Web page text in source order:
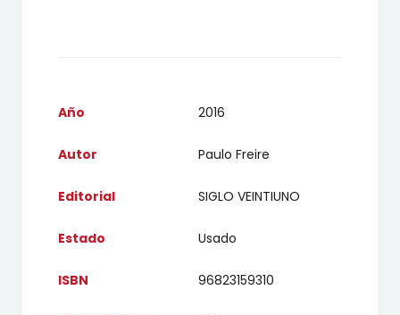
Año 2016
Autor Paulo Freire
Editorial SIGLO VEINTIUNO
Estado Usado
ISBN 96823159310